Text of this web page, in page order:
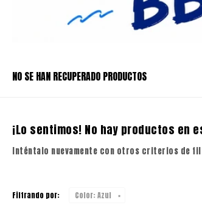
NO SE HAN RECUPERADO PRODUCTOS
¡Lo sentimos! No hay productos en
Inténtalo nuevamente con otros criterios de
Filtrando por: Color: Azul